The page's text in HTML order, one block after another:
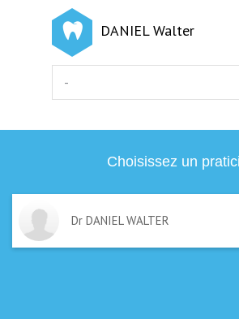
DANIEL Walter
Choisissez un
Dr DANIEL WALTER